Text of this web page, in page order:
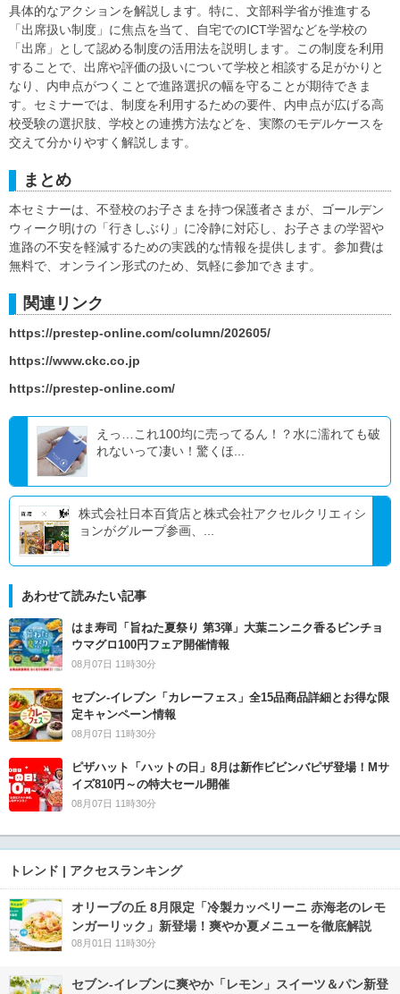
具体的なアクションを解説します。特に、文部科学省が推進する
「出席扱い制度」に焦点を当て、自宅でのICT学習などを学校の
「出席」として認める制度の活用法を説明します。この制度を利用
することで、出席や評価の扱いについて学校と相談する足がかりと
なり、内申点がつくことで進路選択の幅を守ることが期待できま
す。セミナーでは、制度を利用するための要件、内申点が広げる高
校受験の選択肢、学校との連携方法などを、実際のモデルケースを
交えて分かりやすく解説します。
まとめ
本セミナーは、不登校のお子さまを持つ保護者さまが、ゴールデン
ウィーク明けの「行きしぶり」に冷静に対応し、お子さまの学習や
進路の不安を軽減するための実践的な情報を提供します。参加費は
無料で、オンライン形式のため、気軽に参加できます。
関連リンク
https://prestep-online.com/column/202605/
https://www.ckc.co.jp
https://prestep-online.com/
えっ…これ100均に売ってるん！？水に濡れても破
れないって凄い！驚くほ...
株式会社日本百貨店と株式会社アクセルクリエィシ
ョンがグループ参画、...
あわせて読みたい記事
はま寿司「旨ねた夏祭り 第3弾」大葉ニンニク香るビンチョ
ウマグロ100円フェア開催情報
08月07日 11時30分
セブン‐イレブン「カレーフェス」全15品商品詳細とお得な限
定キャンペーン情報
08月07日 11時30分
ピザハット「ハットの日」8月は新作ビビンバピザ登場！Mサ
イズ810円～の特大セール開催
08月07日 11時30分
トレンド | アクセスランキング
オリーブの丘 8月限定「冷製カッペリーニ 赤海老のレモ
ンガーリック」新登場！爽やか夏メニューを徹底解説
08月01日 11時30分
セブン‐イレブンに爽やか「レモン」スイーツ＆パン新登